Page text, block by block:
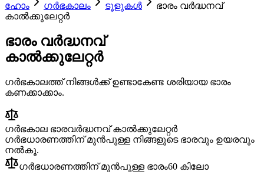
ഹോം ഗർഭകാലം ടൂളുകൾ
ഭാരം വർദ്ധനവ്
കാൽക്കുലേറ്റർ
ഭാരം വർദ്ധനവ്
കാൽക്കുലേറ്റർ
ഗർഭകാലത്ത് നിങ്ങൾക്ക് ഉണ്ടാകേണ്ട ശരിയായ ഭാരം
കണക്കാക്കാം.
ഗർഭകാല ഭാരവർദ്ധനവ് കാൽക്കുലേറ്റർ
ഗർഭധാരണത്തിന് മുൻപുള്ള നിങ്ങളുടെ ഭാരവും ഉയരവും
നൽകൂ.
ഗർഭധാരണത്തിന് മുൻപുള്ള ഭാരം60 കിലോ